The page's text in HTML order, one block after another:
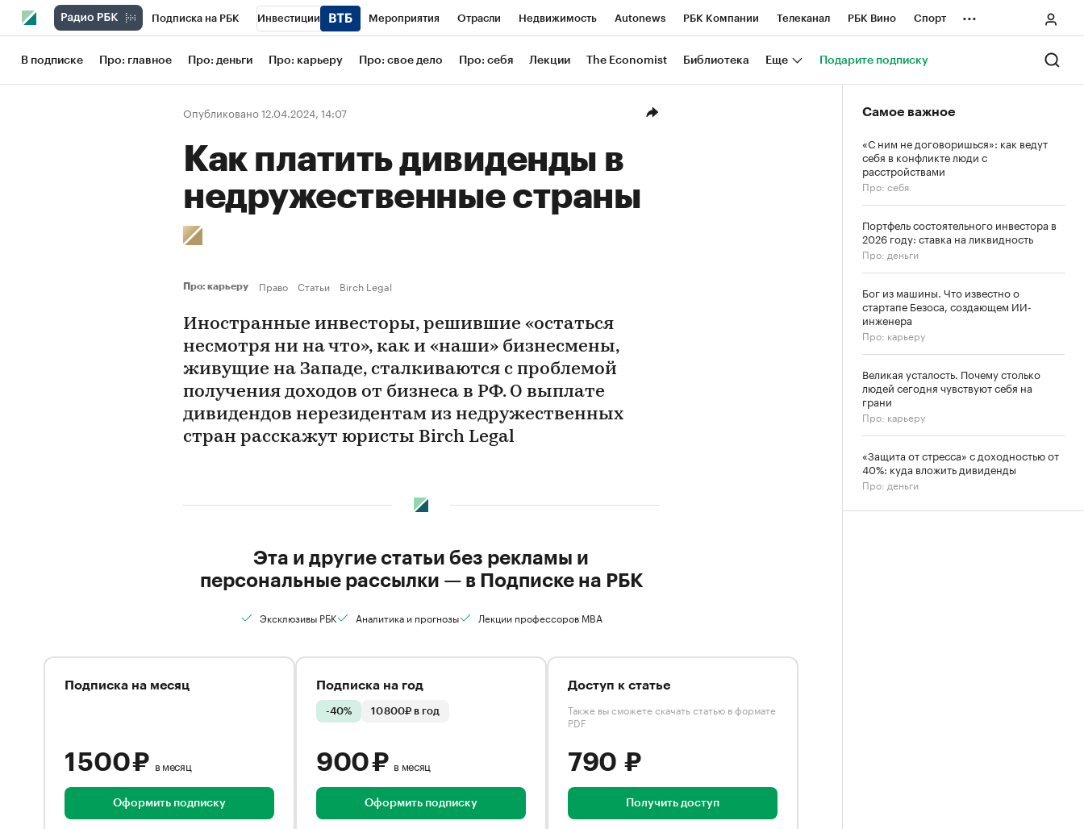
Подписка на РБК Инвестиции Мероприятия Отрасли Недвижимость Autonews РБК Компании Телеканал РБК Вино Спорт
Школа управления РБК РБК Образование РБК Life Тренды Визионеры Национальные проекты Город
Рынок наличной валюты
...
В подписке Про: главное Про: деньги Про: карьеру Про: свое дело Про: себя Лекции The Economist Библиотека Еще Подарите подписку
Опубликовано 12.04.2024, 14:07
Как платить дивиденды в
недружественные страны
Про: карьеру Право Статьи Birch Legal
Иностранные инвесторы, решившие «остаться
несмотря ни на что», как и «наши» бизнесмены,
живущие на Западе, сталкиваются с проблемой
получения доходов от бизнеса в РФ. О выплате
дивидендов нерезидентам из недружественных
стран расскажут юристы Birch Legal
Эта и другие статьи без рекламы и
персональные рассылки — в Подписке на РБК
Эксклюзивы РБК Аналитика и прогнозы Лекции профессоров MBA
Подписка на месяц
1 500 ₽ в месяц
Оформить подписку
Подписка на год
-40% 10 800₽ в год
900 ₽ в месяц
Оформить подписку
Доступ к статье
Также вы сможете скачать статью в формате
PDF
790 ₽
Получить доступ
Самое важное
«С ним не договоришься»: как ведут
себя в конфликте люди с
расстройствами
Про: себя
Портфель состоятельного инвестора в
2026 году: ставка на ликвидность
Про: деньги
Бог из машины. Что известно о
стартапе Безоса, создающем ИИ-
инженера
Про: карьеру
Великая усталость. Почему столько
людей сегодня чувствуют себя на
грани
Про: карьеру
«Защита от стресса» с доходностью от
40%: куда вложить дивиденды
Про: деньги